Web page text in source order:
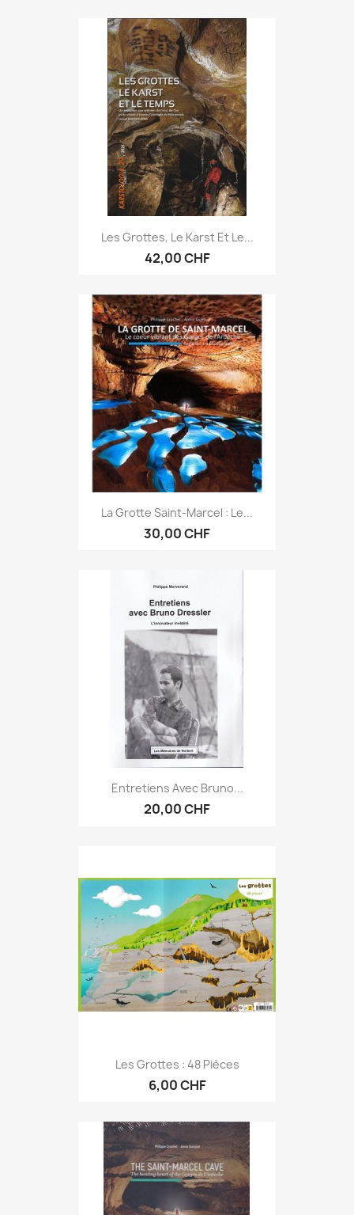
Les Grottes, Le Karst Et Le...
42,00 CHF
La Grotte Saint-Marcel : Le...
30,00 CHF
Entretiens Avec Bruno...
20,00 CHF
Les Grottes : 48 Pièces
6,00 CHF